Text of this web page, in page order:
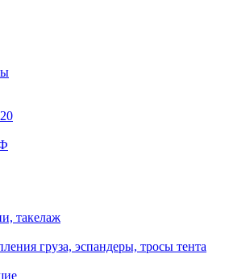
такелаж
груза, эспандеры, тросы тента